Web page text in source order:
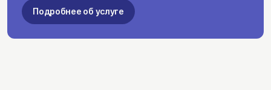
Подробнее об услуге